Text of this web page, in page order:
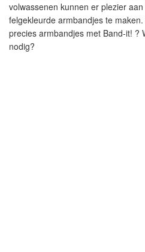
volwassenen kunnen er plezier
felgekleurde armbandjes te
precies armbandjes met Band-it! ?
nodig?